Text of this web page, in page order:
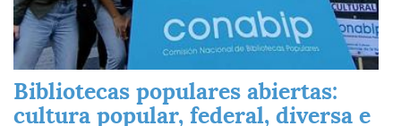
Bibliotecas populares abiertas:
cultura popular, federal, diversa e